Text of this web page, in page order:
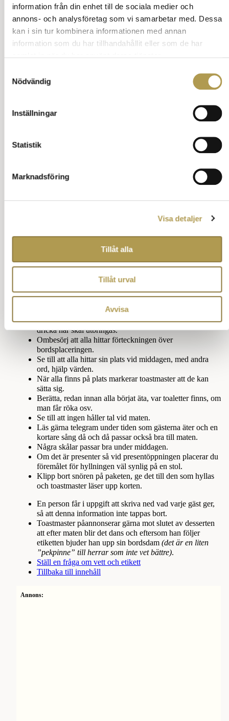
information från din enhet till de sociala medier och
annons- och analysföretag som vi samarbetar med. Dessa
kan i sin tur kombinera informationen med annan
information som du har tillhandahållit eller som de har
Nödvändig
Inställningar
Statistik
Marknadsföring
Visa detaljer
Tillåt alla
Tillåt urval
Avvisa
Tillbaka till innehåll
Annons:
Toastmasters uppgifter på festen
Hälsa tidiga gäster välkomna.
Planera att drinkar finns till alla, så de har något att
dricka när skål utbringas.
Ombesörj att alla hittar förteckningen över
bordsplaceringen.
Se till att alla hittar sin plats vid middagen, med andra
ord, hjälp värden.
När alla finns på plats markerar toastmaster att de kan
sätta sig.
Berätta, redan innan alla börjat äta, var toaletter finns, om
man får röka osv.
Se till att ingen håller tal vid maten.
Läs gärna telegram under tiden som gästerna äter och en
kortare sång då och då passar också bra till maten.
Några skålar passar bra under middagen.
Om det är presenter så vid presentöppningen placerar du
föremålet för hyllningen väl synlig på en stol.
Klipp bort snören på paketen, ge det till den som hyllas
och toastmaster läser upp korten.
En person får i uppgift att skriva ned vad varje gäst ger,
så att denna information inte tappas bort.
Toastmaster påannonserar gärna mot slutet av desserten
att efter maten blir det dans och eftersom han följer
etiketten bjuder han upp sin bordsdam (det är en liten
”pekpinne” till herrar som inte vet bättre).
Ställ en fråga om vett och etikett
Tillbaka till innehåll
Annons: